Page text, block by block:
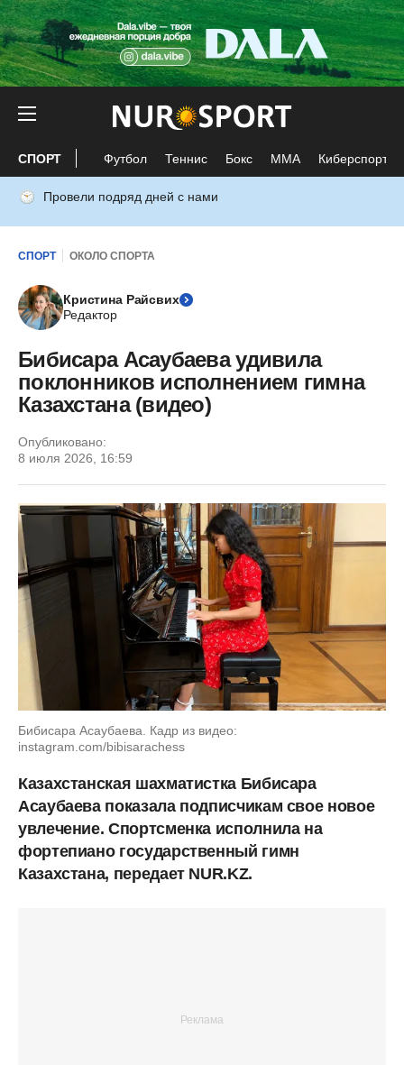
СПОРТ Футбол Теннис Бокс ММА Киберспорт
Провели подряд дней с нами
СПОРТ ОКОЛО СПОРТА
Кристина Райсвих
Редактор
Бибисара Асаубаева удивила
поклонников исполнением гимна
Казахстана (видео)
Опубликовано:
8 июля 2026, 16:59
Бибисара Асаубаева. Кадр из видео:
instagram.com/bibisarachess
Казахстанская шахматистка Бибисара
Асаубаева показала подписчикам свое новое
увлечение. Спортсменка исполнила на
фортепиано государственный гимн
Казахстана, передает NUR.KZ.